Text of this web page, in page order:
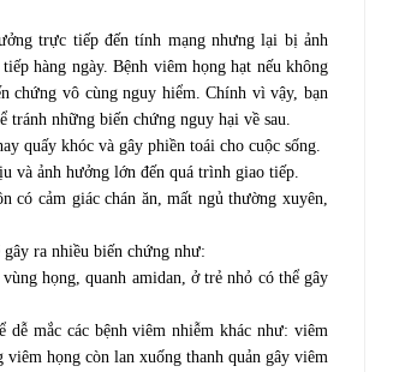
trực tiếp đến tính mạng nhưng lại bị ảnh
hàng ngày. Bệnh viêm họng hạt nếu không
chứng vô cùng nguy hiểm. Chính vì vậy, bạn
những biến chứng nguy hại về sau.
quấy khóc và gây phiền toái cho cuộc sống.
và ảnh hưởng lớn đến quá trình giao tiếp.
cảm giác chán ăn, mất ngủ thường xuyên,
ra nhiều biến chứng như:
họng, quanh amidan, ở trẻ nhỏ có thể gây
mắc các bệnh viêm nhiễm khác như: viêm
họng còn lan xuống thanh quản gây viêm